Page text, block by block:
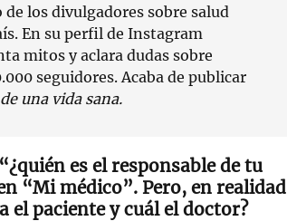
los divulgadores sobre salud
En su perfil de Instagram
mitos y aclara dudas sobre
seguidores. Acaba de publicar
una vida sana.
es el responsable de tu
“Mi médico”. Pero, en realidad
el paciente y cuál el doctor?